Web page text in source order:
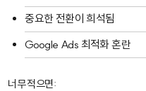
중요한 전환이 희석됨
Google Ads 최적화 혼란
너무 적으면: